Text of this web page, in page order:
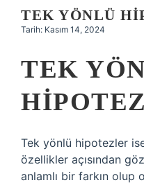
Hakkımızda
TEK YÖNLÜ
Tarih: Kasım 14, 2024
TEK
Tek yönlü hipotezler
özellikler açısından
anlamlı bir farkın olup